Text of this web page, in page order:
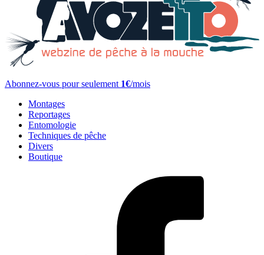
Abonnez-vous pour seulement 1€/mois
Montages
Reportages
Entomologie
Techniques de pêche
Divers
Boutique